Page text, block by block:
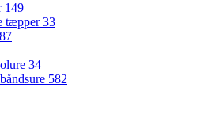
149
tæpper33
87
34
582